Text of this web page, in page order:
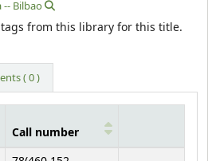
-- Bilbao
from this library for this title.
( 0 )
Call number